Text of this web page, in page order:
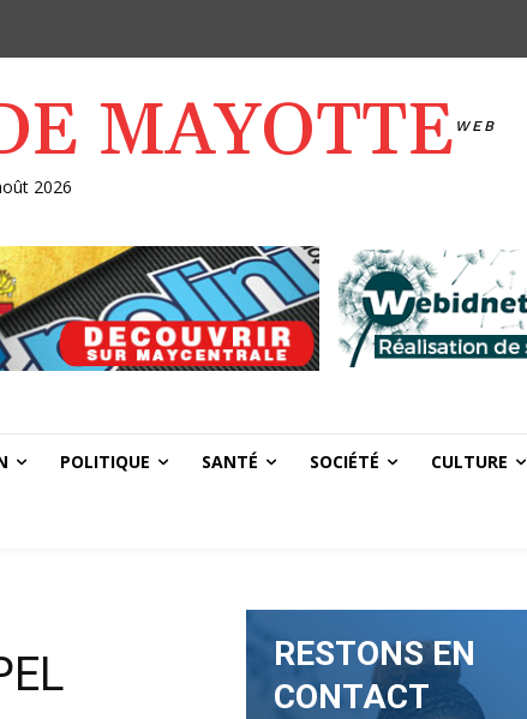
MAYOTTE WEB
2026
POLITIQUE SANTÉ SOCIÉTÉ CULTURE
RESTONS EN
CONTACT